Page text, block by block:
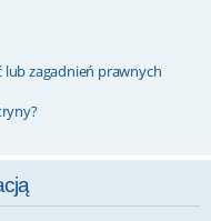
zagadnień prawnych